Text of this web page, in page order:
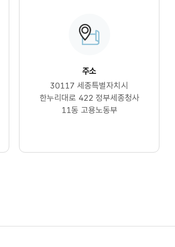
주소
30117 세종특별자치시
한누리대로 422 정부세종청사
11동 고용노동부